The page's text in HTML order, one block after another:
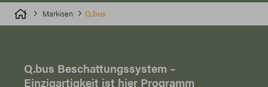
Markisen Q.bus
Q.bus Beschattungssystem –
Einzigartigkeit ist hier Programm